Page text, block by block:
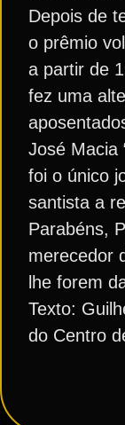
Depois de
o prêmio
a partir de
fez uma
José Macia
foi o único
santista a
Parabéns,
merecedor
lhe forem
Texto:
do Centro